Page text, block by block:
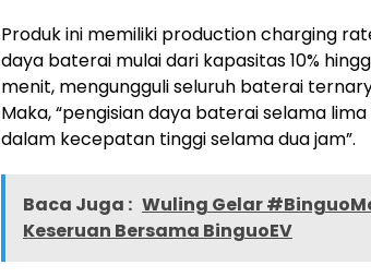
Produk ini memiliki production charging
daya baterai mulai dari kapasitas 10%
menit, mengungguli seluruh baterai
Maka, “pengisian daya baterai selama
dalam kecepatan tinggi selama dua jam”.
Baca Juga : Wuling Gelar
Keseruan Bersama BinguoEV